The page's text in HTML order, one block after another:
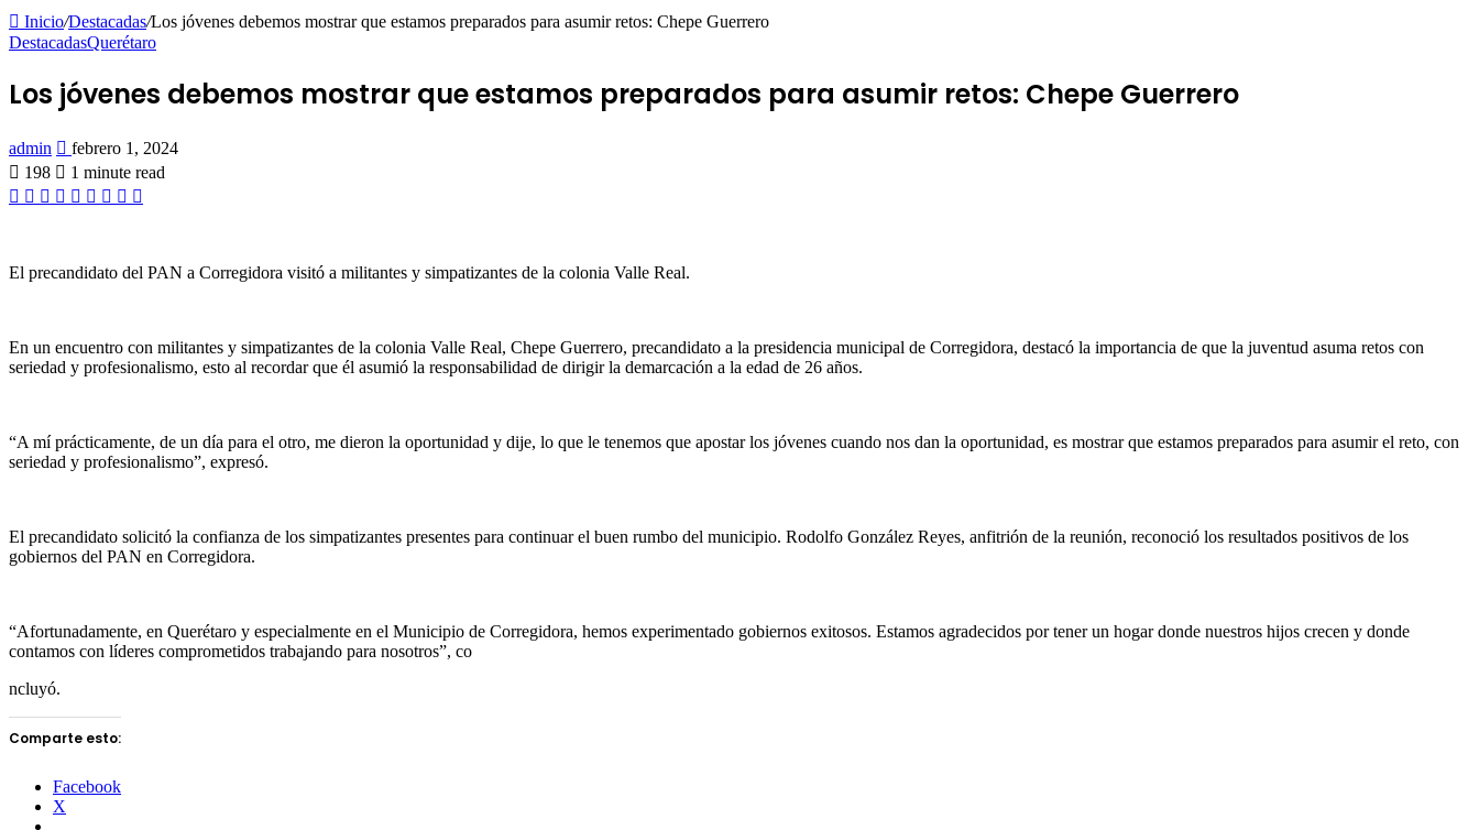
Inicio/Destacadas/Los jóvenes debemos mostrar que estamos preparados para asumir retos: Chepe Guerrero
DestacadasQuerétaro
Los jóvenes debemos mostrar que estamos preparados para asumir retos: Chepe Guerrero
admin
Send
an
email
febrero 1, 2024
198
1 minute read
Facebook
Twitter
LinkedIn
Tumblr
Pinterest
Reddit
VKontakte
Odnoklassniki
El precandidato del PAN a Corregidora visitó a militantes y simpatizantes de la colonia Valle Real.
En un encuentro con militantes y simpatizantes de la colonia Valle Real, Chepe Guerrero, precandidato a la presidencia municipal de Corregidora, destacó la importancia de que la juventud asuma retos con
seriedad y profesionalismo, esto al recordar que él asumió la responsabilidad de dirigir la demarcación a la edad de 26 años.
“A mí prácticamente, de un día para el otro, me dieron la oportunidad y dije, lo que le tenemos que apostar los jóvenes cuando nos dan la oportunidad, es mostrar que estamos preparados para asumir el reto, con
seriedad y profesionalismo”, expresó.
El precandidato solicitó la confianza de los simpatizantes presentes para continuar el buen rumbo del municipio. Rodolfo González Reyes, anfitrión de la reunión, reconoció los resultados positivos de los
gobiernos del PAN en Corregidora.
“Afortunadamente, en Querétaro y especialmente en el Municipio de Corregidora, hemos experimentado gobiernos exitosos. Estamos agradecidos por tener un hogar donde nuestros hijos crecen y donde
contamos con líderes comprometidos trabajando para nosotros”, co
ncluyó.
Comparte esto:
Facebook
X